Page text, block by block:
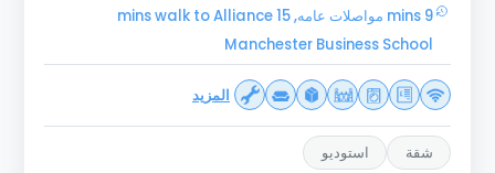
9 mins مواصلات عامه, 15 mins walk to Alliance
Manchester Business School
المزيد
شقة استوديو